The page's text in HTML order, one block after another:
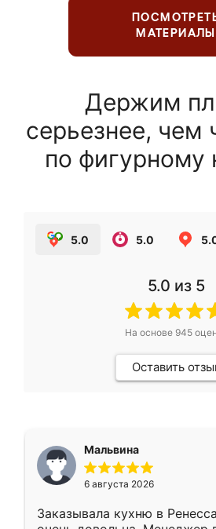
МАТЕРИАЛЫ
Держим
серьезнее, чем
по фигурному
5.0 5.0
5.0 из 5
На основе 945
Оставить
Мальвина
6 августа 2026
Заказывала кухню в